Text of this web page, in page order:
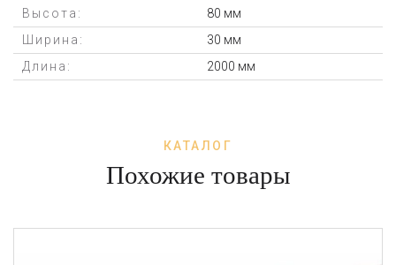
Высота:
80 мм
Ширина:
30 мм
Длина:
2000 мм
КАТАЛОГ
Похожие товары